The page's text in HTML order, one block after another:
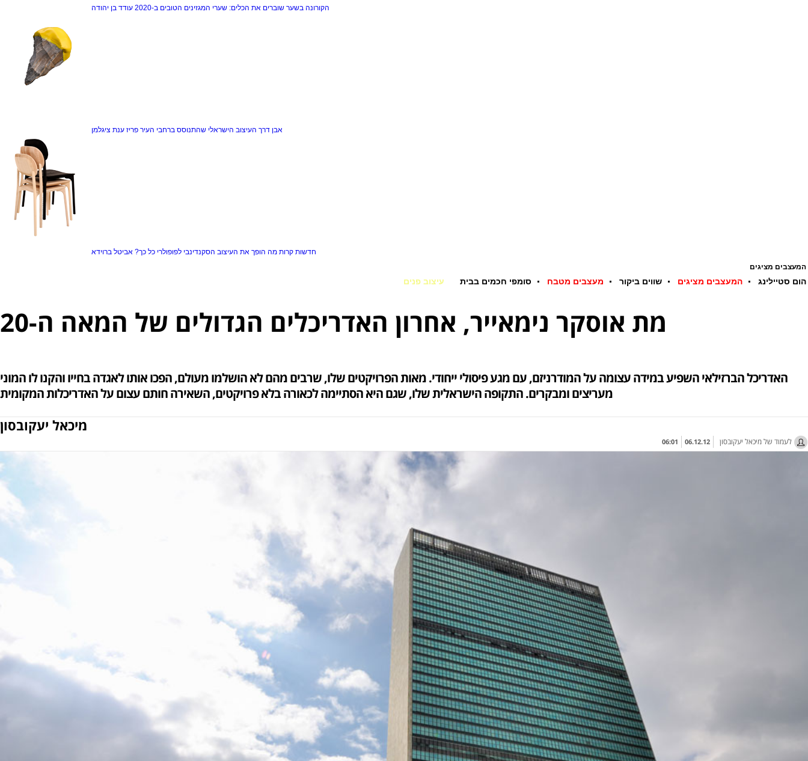
הקורונה בשער שוברים את הכלים: שערי המגזינים הטובים ב-2020 עודד בן יהודה
אבן דרך העיצוב הישראלי שהתנוסס ברחבי העיר פריז ענת ציגלמן
חדשות קרות מה הופך את העיצוב הסקנדינבי לפופולרי כל כך? אביטל ברוידא
המעצבים מציגים
הום סטיילינג המעצבים מציגים שווים ביקור מעצבים מטבח סומפי חכמים בבית עיצוב פנים
מת אוסקר נימאייר, אחרון האדריכלים הגדולים של המאה ה-20
האדריכל הברזילאי השפיע במידה עצומה על המודרניזם, עם מגע פיסולי ייחודי. מאות הפרויקטים שלו, שרבים מהם לא הושלמו מעולם, הפכו אותו לאגדה בחייו והקנו לו המוני
מעריצים ומבקרים. התקופה הישראלית שלו, שגם היא הסתיימה לכאורה בלא פרויקטים, השאירה חותם עצום על האדריכלות המקומית
מיכאל יעקובסון
לעמוד של מיכאל יעקובסון 06.12.12
06:01